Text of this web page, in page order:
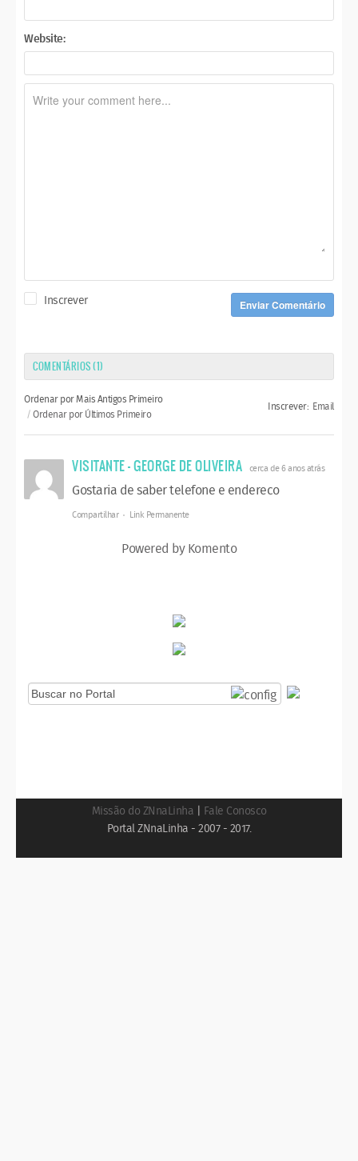
Website:
Inscrever Enviar Comentário
COMENTÁRIOS (1)
Ordenar por Mais Antigos Primeiro
Ordenar por Últimos Primeiro
Inscrever: Email
VISITANTE - GEORGE DE OLIVEIRA cerca de 6 anos atrás
Gostaria de saber telefone e endereco
Compartilhar Link Permanente
Powered by Komento
Missão do ZNnaLinha | Fale Conosco
Portal ZNnaLinha - 2007 - 2017.